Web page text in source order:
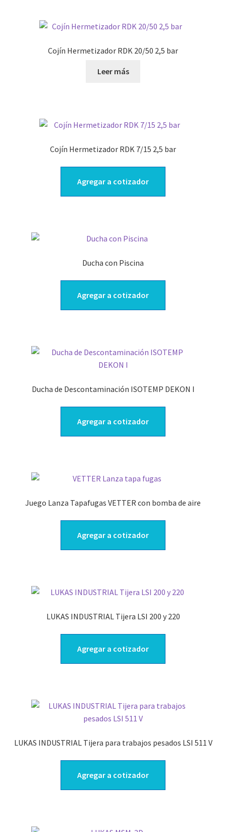
Cojín Hermetizador RDK 20/50 2,5 bar
Leer más
Cojín Hermetizador RDK 7/15 2,5 bar
Agregar a cotizador
Ducha con Piscina
Agregar a cotizador
Ducha de Descontaminación ISOTEMP DEKON I
Agregar a cotizador
Juego Lanza Tapafugas VETTER con bomba de aire
Agregar a cotizador
LUKAS INDUSTRIAL Tijera LSI 200 y 220
Agregar a cotizador
LUKAS INDUSTRIAL Tijera para trabajos pesados LSI 511 V
Agregar a cotizador